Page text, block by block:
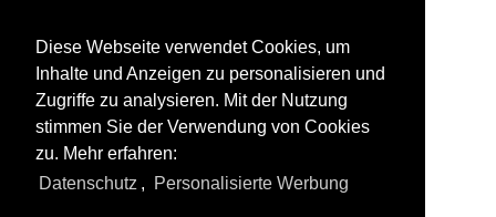
Diese Webseite verwendet Cookies, um
Inhalte und Anzeigen zu personalisieren und
Zugriffe zu analysieren. Mit der Nutzung
stimmen Sie der Verwendung von Cookies
zu. Mehr erfahren:
Datenschutz , Personalisierte Werbung